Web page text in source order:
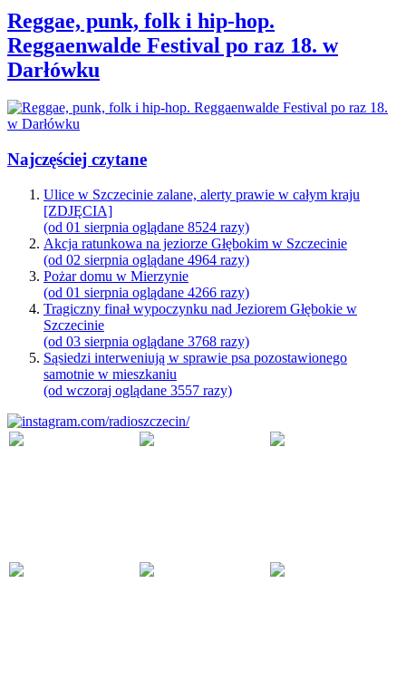
Reggae, punk, folk i hip-hop.
Reggaenwalde Festival po raz 18. w
Darłówku
Najczęściej czytane
Ulice w Szczecinie zalane, alerty prawie w całym kraju
[ZDJĘCIA]
(od 01 sierpnia oglądane 8524 razy)
Akcja ratunkowa na jeziorze Głębokim w Szczecinie
(od 02 sierpnia oglądane 4964 razy)
Pożar domu w Mierzynie
(od 01 sierpnia oglądane 4266 razy)
Tragiczny finał wypoczynku nad Jeziorem Głębokie w
Szczecinie
(od 03 sierpnia oglądane 3768 razy)
Sąsiedzi interweniują w sprawie psa pozostawionego
samotnie w mieszkaniu
(od wczoraj oglądane 3557 razy)